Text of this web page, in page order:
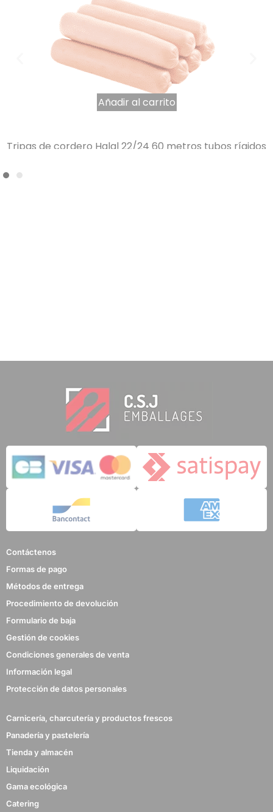
Tripas de cordero Halal 22/24 60 metros tubos rígidos
Añadir al carrito
Contáctenos
Formas de pago
Métodos de entrega
Procedimiento de devolución
Formulario de baja
Gestión de cookies
Condiciones generales de venta
Información legal
Protección de datos personales
Carnicería, charcutería y productos frescos
Panadería y pastelería
Tienda y almacén
Liquidación
Gama ecológica
Catering